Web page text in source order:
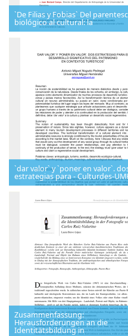
`De Filias y Fobias` Del
biológico al cultural: la
`dar valor` y `poner en valor`.
estrategias para - Culturdes-
Zusammenfassung:
Herausforderungen an die
Identitätsbildung in